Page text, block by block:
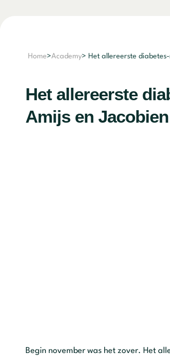
Home>Academy> Het allereerste
Het allereerste
Amijs en
Begin november was het zover. Het